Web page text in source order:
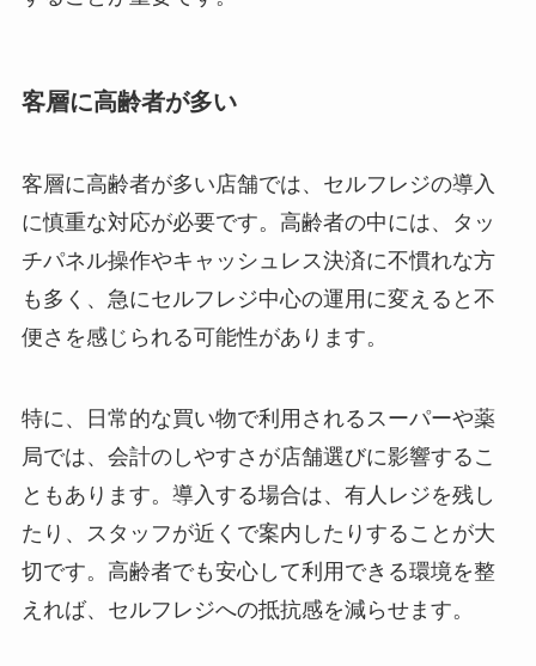
客層に高齢者が多い
客層に高齢者が多い店舗では、セルフレジの導入
に慎重な対応が必要です。高齢者の中には、タッ
チパネル操作やキャッシュレス決済に不慣れな方
も多く、急にセルフレジ中心の運用に変えると不
便さを感じられる可能性があります。
特に、日常的な買い物で利用されるスーパーや薬
局では、会計のしやすさが店舗選びに影響するこ
ともあります。導入する場合は、有人レジを残し
たり、スタッフが近くで案内したりすることが大
切です。高齢者でも安心して利用できる環境を整
えれば、セルフレジへの抵抗感を減らせます。